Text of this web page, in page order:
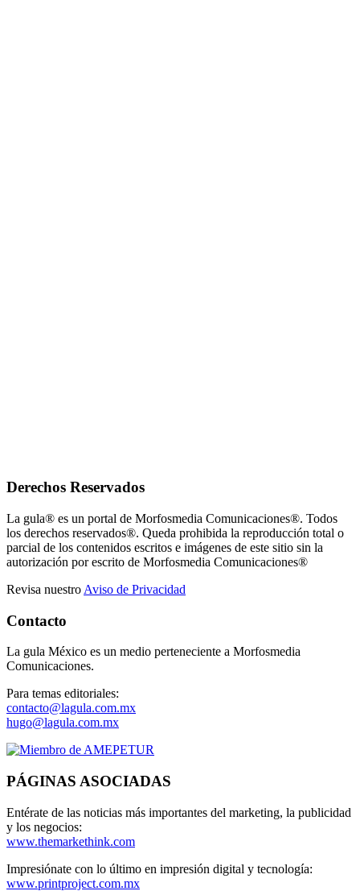
Derechos Reservados
La gula® es un portal de Morfosmedia Comunicaciones®. Todos
los derechos reservados®. Queda prohibida la reproducción total o
parcial de los contenidos escritos e imágenes de este sitio sin la
autorización por escrito de Morfosmedia Comunicaciones®
Revisa nuestro Aviso de Privacidad
Contacto
La gula México es un medio perteneciente a Morfosmedia
Comunicaciones.
Para temas editoriales:
contacto@lagula.com.mx
hugo@lagula.com.mx
PÁGINAS ASOCIADAS
Entérate de las noticias más importantes del marketing, la publicidad
y los negocios:
www.themarkethink.com
Impresiónate con lo último en impresión digital y tecnología:
www.printproject.com.mx